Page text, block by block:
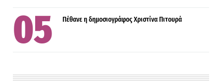
Πέθανε η δημοσιογράφος Χριστίνα Πιτουρά